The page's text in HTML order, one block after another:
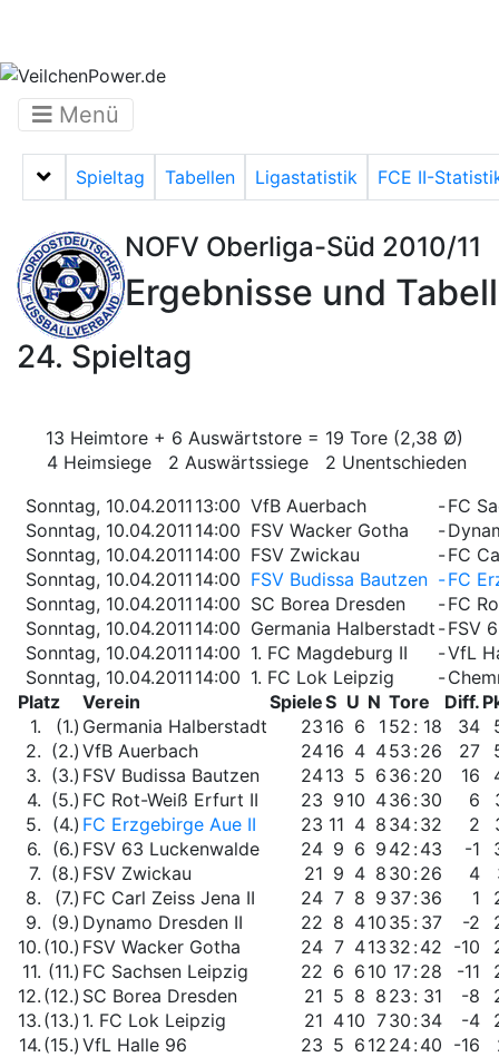
Menü
Menü auf-/zuklappen
Spieltag Tabellen Ligastatistik FCE II-
NOFV Oberliga-Süd 2010/11
Ergebnisse und
24. Spieltag
13 Heimtore + 6 Auswärtstore = 19 Tore (2,38 Ø)
4 Heimsiege 2 Auswärtssiege 2 Unentschieden
Sonntag, 10.04.2011 13:00 VfB Auerbach -FC
Sonntag, 10.04.2011 14:00 FSV Wacker Gotha -
Sonntag, 10.04.2011 14:00 FSV Zwickau -FC
Sonntag, 10.04.2011 14:00 FSV Budissa Bautzen -FC
Sonntag, 10.04.2011 14:00 SC Borea Dresden -FC
Sonntag, 10.04.2011 14:00 Germania Halberstadt -FSV
Sonntag, 10.04.2011 14:00 1. FC Magdeburg II -VfL
Sonntag, 10.04.2011 14:00 1. FC Lok Leipzig -
Platz
Verein SpieleS U N Tore Diff.
1.
(1.) Germania Halberstadt 23 16 6 1 52 : 18 34
2. (2.) VfB Auerbach 2416 4 453 :26 27
3. (3.) FSV Budissa Bautzen 2413 5 6 36 :20 16
4. (5.) FC Rot-Weiß Erfurt II 23 9 10 436 :30 6
5. (4.) FC Erzgebirge Aue II 23 11 4 8 34:32 2
6. (6.) FSV 63 Luckenwalde 24 9 6 9 42 :43 -1
7. (8.) FSV Zwickau 21 9 4 8 30 :26 4
8.
(7.) FC Carl Zeiss Jena II 24 7 8 9 37:36 1
9. (9.) Dynamo Dresden II 22 8 410 35 : 37 -2
10. (10.) FSV Wacker Gotha 24 7 413 32 :42 -10
11. (11.) FC Sachsen Leipzig 22 6 6 10 17:28 -11
12. (12.) SC Borea Dresden 21 5 8 8 23 : 31 -8
13. (13.) 1. FC Lok Leipzig 21 410 730 :34 -4
14. (15.) VfL Halle 96 23 5 6 12 24:40 -16